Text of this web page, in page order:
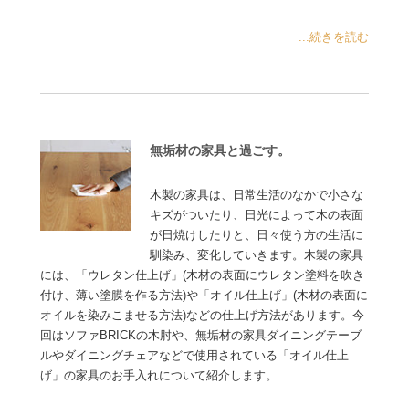
...続きを読む
無垢材の家具と過ごす。
木製の家具は、日常生活のなかで小さな
キズがついたり、日光によって木の表面
が日焼けしたりと、日々使う方の生活に
馴染み、変化していきます。木製の家具
には、「ウレタン仕上げ」(木材の表面にウレタン塗料を吹き
付け、薄い塗膜を作る方法)や「オイル仕上げ」(木材の表面に
オイルを染みこませる方法)などの仕上げ方法があります。今
回はソファBRICKの木肘や、無垢材の家具ダイニングテーブ
ルやダイニングチェアなどで使用されている「オイル仕上
げ」の家具のお手入れについて紹介します。……